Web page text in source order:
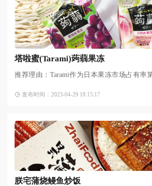
塔啦蜜(Tarami)蒟蒻果冻
推荐理由：Tarami作为日本果冻市场占有率
迷，除了Q弹爽滑的口感，更多的就是它主要
发布时间：2023-04-29 18:15:17
朕宅蒲烧鳗鱼炒饭